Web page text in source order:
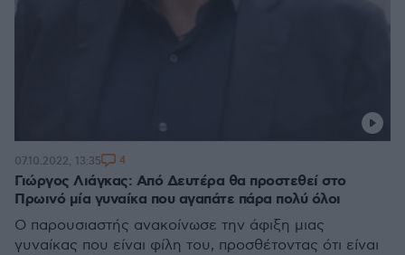
Γιώργος Λιάγκας: Από Δευτέρα θα προστεθεί στο
Πρωινό μία γυναίκα που αγαπάτε πάρα πολύ όλοι
Ο παρουσιαστής ανακοίνωσε την άφιξη μιας
γυναίκας που είναι φίλη του, προσθέτοντας ότι είναι
07.10.2022, 13:35 4